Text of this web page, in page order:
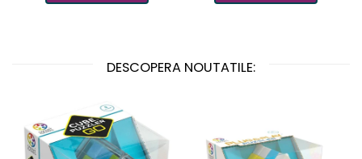
DESCOPERA NOUTATILE: